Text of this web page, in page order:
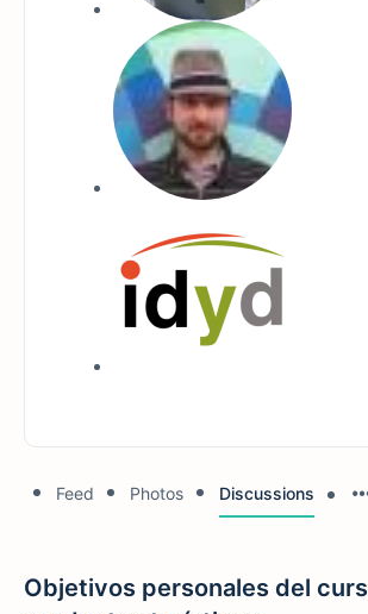
Feed Photos Discussions
Objetivos personales del